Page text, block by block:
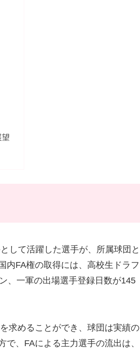
望
して活躍した選手が、所属球団と
内FA権の取得には、高校生ドラフ
、一軍の出場選手登録日数が145
求めることができ、球団は実績の
、FAによる主力選手の流出は、